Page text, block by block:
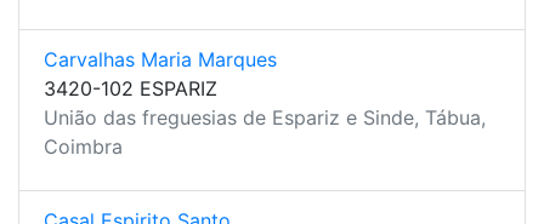
Carvalhas Maria Marques
3420-102 ESPARIZ
União das freguesias de Espariz e Sinde, Tábua,
Coimbra